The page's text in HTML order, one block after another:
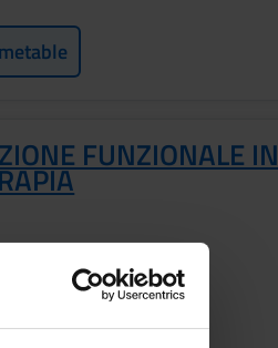
FUNZIONALE IN
PROFESSIONI SANITARIE